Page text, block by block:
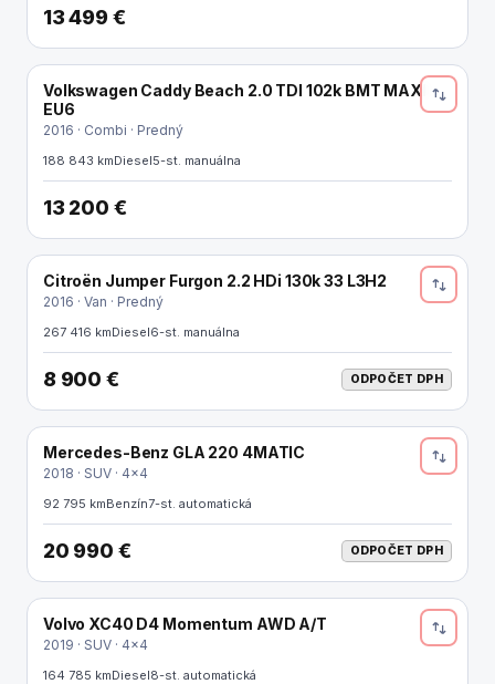
13 499 €
Volkswagen Caddy Beach 2.0 TDI 102k BMT MAXI
EU6
2016 · Combi · Predný
188 843 kmDiesel5-st. manuálna
13 200 €
ODPOČET DPH
Citroën Jumper Furgon 2.2 HDi 130k 33 L3H2
2016 · Van · Predný
267 416 kmDiesel6-st. manuálna
8 900 € ODPOČET DPH
ODPOČET DPH
Mercedes-Benz GLA 220 4MATIC
2018 · SUV · 4x4
92 795 kmBenzín7-st. automatická
20 990 € ODPOČET DPH
Volvo XC40 D4 Momentum AWD A/T
2019 · SUV · 4x4
164 785 kmDiesel8-st. automatická